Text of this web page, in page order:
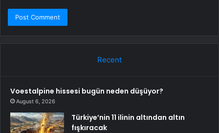
Recent
Voestalpine hissesi bugün neden düşüyor?
August 6, 2026
Türkiye’nin 11 ilinin altından altın
fışkıracak